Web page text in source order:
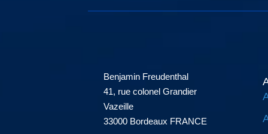
Benjamin Freudenthal
41, rue colonel Grandier
Vazeille
33000 Bordeaux FRANCE